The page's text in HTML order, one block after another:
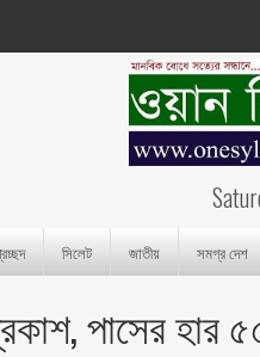
সিলেট জাতীয় সমগ্র দেশ
পাসের হার